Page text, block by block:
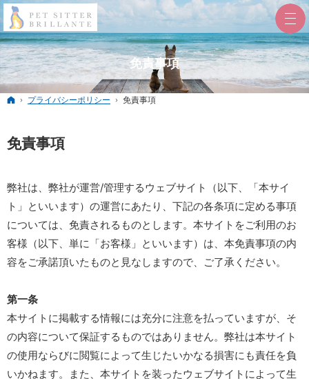
免責事項
ホーム
プライバシーポリシー 免責事項
免責事項
弊社は、弊社が運営/管理するウェブサイト（以下、「本サイ
ト」といいます）の運営にあたり、下記の各条項に定める事項
については、免責されるものとします。本サイトをご利用のお
客様（以下、単に「お客様」といいます）は、本免責事項の内
容をご承諾頂いたものと見なしますので、ご了承ください。
第一条
本サイトに掲載する情報には充分に注意を払っていますが、そ
の内容について保証するものではありません。弊社は本サイト
の使用ならびに閲覧によって生じたいかなる損害にも責任を負
いかねます。また、本サイトを装ったウェブサイトによって生